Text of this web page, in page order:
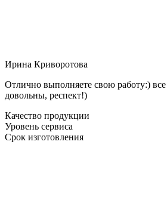
Ирина Криворотова
Отлично выполняете свою работу:) все
довольны, респект!)
Качество продукции
Уровень сервиса
Срок изготовления